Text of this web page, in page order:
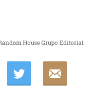
House Grupo Editorial